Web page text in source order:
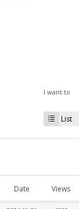
I want to
List
Date Views